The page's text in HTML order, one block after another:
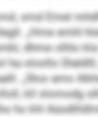
smd Emel
„Hme emhl
dhme olhlo
ha oloollo
„Sloo amo
kll slomodg
ho khl